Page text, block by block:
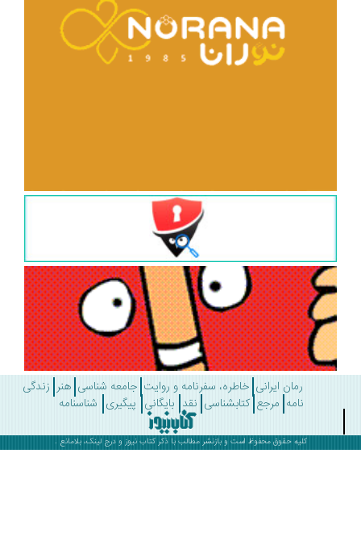
رمان ایرانی خاطره، سفرنامه و روایت جامعه شناسی هنر زندگی
مرجع کتابشناسی نقد بایگانی پیگیری شناسنامه
کلیه حقوق محفوظ است و بازنشر مطالب با ذکرکتاب نیوزو درج لینک، بلامانع .